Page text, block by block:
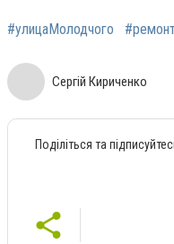
#улицаМолодчого
Сергій Кириченко
Поділіться та